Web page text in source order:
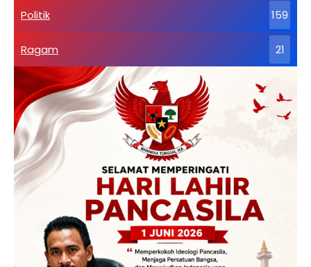
Politik 159
Ragam 21